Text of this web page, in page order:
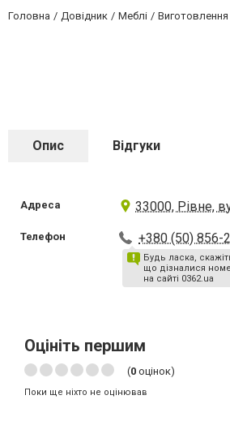
Головна Довідник Меблі Виготовлення
Опис Відгуки
Адреса 33000, Рівне,
Телефон +380 (50) 856-
Будь ласка,
що дізналися
на сайті 0362.ua
Оцініть першим
(0 оцінок)
Поки ще ніхто не оцінював